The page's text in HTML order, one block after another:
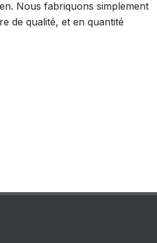
Nous fabriquons simplement
de qualité, et en quantité